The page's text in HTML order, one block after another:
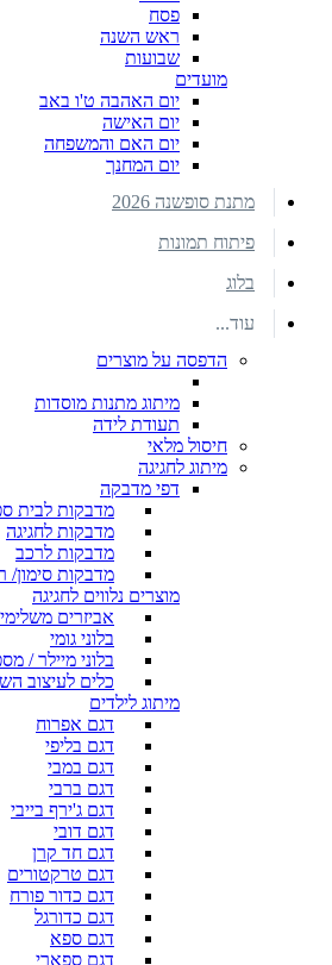
פסח
ראש השנה
שבועות
מועדים
יום האהבה ט'ו באב
יום האישה
יום האם והמשפחה
יום המחנך
מתנת סופשנה 2026
פיתוח תמונות
בלוג
עוד...
הדפסה על מוצרים
מיתוג מתנות מוסדות
תעודת לידה
חיסול מלאי
מיתוג לחגיגה
דפי מדבקה
מדבקות לבית
מדבקות לחגיגה
מדבקות לרכב
מדבקות סימון/
מוצרים נלווים לחגיגה
אביזרים
בלוני גומי
בלוני מיילר /
כלים לעיצוב
מיתוג לילדים
דגם אפרוח
דגם בליפי
דגם במבי
דגם ברבי
דגם ג'ירף בייבי
דגם דובי
דגם חד קרן
דגם טרקטורים
דגם כדור פורח
דגם כדורגל
דגם ספא
דגם ספארי